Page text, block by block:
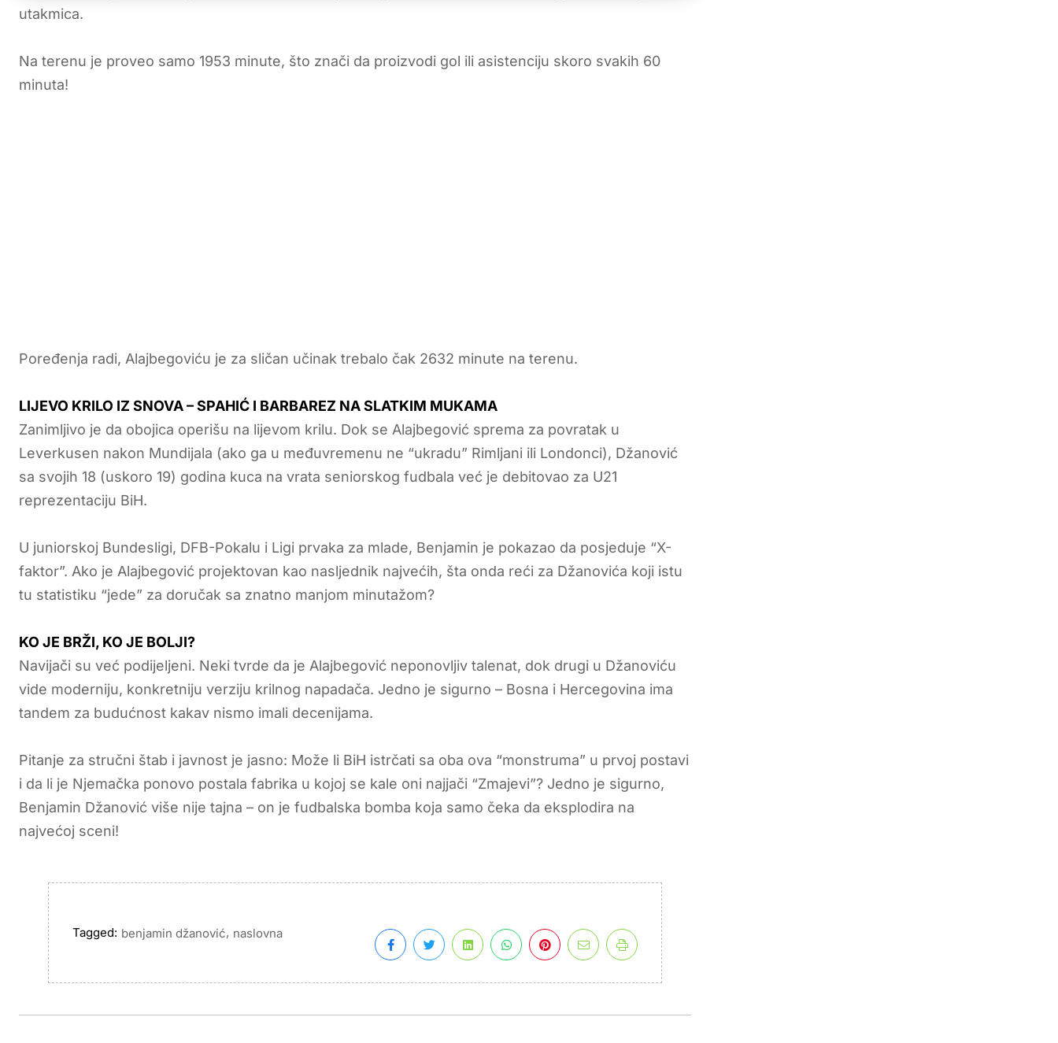
utakmica.
Na terenu je proveo samo 1953 minute, što znači da proizvodi gol ili asistenciju skoro svakih 60
minuta!
Poređenja radi, Alajbegoviću je za sličan učinak trebalo čak 2632 minute na terenu.
LIJEVO KRILO IZ SNOVA – SPAHIĆ I BARBAREZ NA SLATKIM MUKAMA
Zanimljivo je da obojica operišu na lijevom krilu. Dok se Alajbegović sprema za povratak u
Leverkusen nakon Mundijala (ako ga u međuvremenu ne “ukradu” Rimljani ili Londonci), Džanović
sa svojih 18 (uskoro 19) godina kuca na vrata seniorskog fudbala već je debitovao za U21
reprezentaciju BiH.
U juniorskoj Bundesligi, DFB-Pokalu i Ligi prvaka za mlade, Benjamin je pokazao da posjeduje “X-
faktor”. Ako je Alajbegović projektovan kao nasljednik najvećih, šta onda reći za Džanovića koji istu
tu statistiku “jede” za doručak sa znatno manjom minutažom?
KO JE BRŽI, KO JE BOLJI?
Navijači su već podijeljeni. Neki tvrde da je Alajbegović neponovljiv talenat, dok drugi u Džanoviću
vide moderniju, konkretniju verziju krilnog napadača. Jedno je sigurno – Bosna i Hercegovina ima
tandem za budućnost kakav nismo imali decenijama.
Pitanje za stručni štab i javnost je jasno: Može li BiH istrčati sa oba ova “monstruma” u prvoj postavi
i da li je Njemačka ponovo postala fabrika u kojoj se kale oni najjači “Zmajevi”? Jedno je sigurno,
Benjamin Džanović više nije tajna – on je fudbalska bomba koja samo čeka da eksplodira na
najvećoj sceni!
Tagged: benjamin džanović, naslovna